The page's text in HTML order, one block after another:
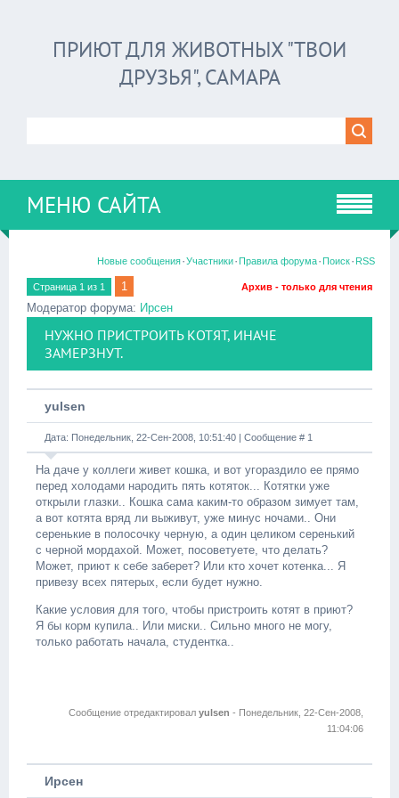
ПРИЮТ ДЛЯ ЖИВОТНЫХ "ТВОИ
ДРУЗЬЯ", САМАРА
МЕНЮ САЙТА
Новые сообщения·Участники·Правила форума·Поиск·RSS
Страница 1 из 1 1 Архив - только для чтения
Модератор форума: Ирсен
НУЖНО ПРИСТРОИТЬ КОТЯТ, ИНАЧЕ
ЗАМЕРЗНУТ.
yulsen
Дата: Понедельник, 22-Сен-2008, 10:51:40 | Сообщение # 1
На даче у коллеги живет кошка, и вот угораздило ее прямо
перед холодами народить пять котяток... Котятки уже
открыли глазки.. Кошка сама каким-то образом зимует там,
а вот котята вряд ли выживут, уже минус ночами.. Они
серенькие в полосочку черную, а один целиком серенький
с черной мордахой. Может, посоветуете, что делать?
Может, приют к себе заберет? Или кто хочет котенка... Я
привезу всех пятерых, если будет нужно.
Какие условия для того, чтобы пристроить котят в приют?
Я бы корм купила.. Или миски.. Сильно много не могу,
только работать начала, студентка..
Сообщение отредактировал yulsen - Понедельник, 22-Сен-2008,
11:04:06
Ирсен